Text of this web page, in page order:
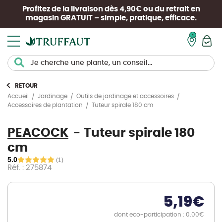
Profitez de la livraison dès 4,90€ ou du retrait en
magasin GRATUIT – simple, pratique, efficace.
RETOUR
Accueil
Jardinage
Outils de jardinage et accessoires
Accessoires de plantation
Tuteur spirale 180 cm
PEACOCK
Tuteur spirale 180
cm
5.0 (1)
Réf. : 275874
5,19€
dont eco-participation : 0.00€